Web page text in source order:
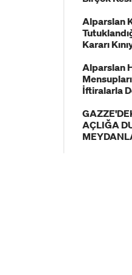
Alparslan
Kararı
Alparslan
İftiralarla
AÇLIĞA